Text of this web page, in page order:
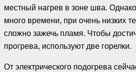
местный нагрев в зоне шва.
много времени, при очень низких
сложно зажечь пламя. Чтобы
прогрева, используют две горелки.
От электрического подогрева